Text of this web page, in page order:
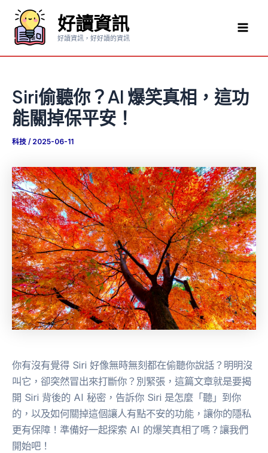
要
好讀資訊
好讀資訊，好好讀的資訊
Siri偷聽你？AI 爆笑真相，這功
能關掉保平安！
科技 / 2025-06-11
你有沒有覺得 Siri 好像無時無刻都在偷聽你說話？明明沒
叫它，卻突然冒出來打斷你？別緊張，這篇文章就是要揭
開 Siri 背後的 AI 秘密，告訴你 Siri 是怎麼「聽」到你
的，以及如何關掉這個讓人有點不安的功能，讓你的隱私
更有保障！準備好一起探索 AI 的爆笑真相了嗎？讓我們
開始吧！